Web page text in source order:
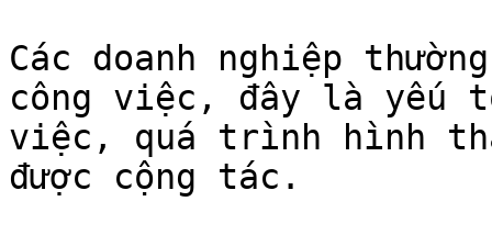
Các doanh nghiệp
công việc, đây là yếu
việc, quá trình hình
được cộng tác.